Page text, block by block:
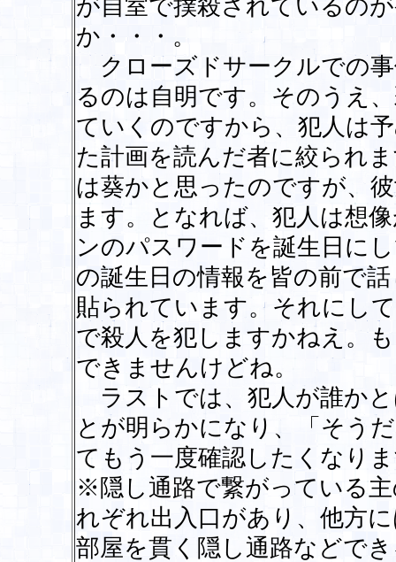
が自室で撲殺されているの
か・・・。
クローズドサークルでの
るのは自明です。そのうえ
ていくのですから、犯人は
た計画を読んだ者に絞られ
は葵かと思ったのですが、
ます。となれば、犯人は想
ンのパスワードを誕生日に
の誕生日の情報を皆の前で
貼られています。それにし
で殺人を犯しますかねえ。
できませんけどね。
ラストでは、犯人が誰か
とが明らかになり、「そう
てもう一度確認したくなり
※隠し通路で繋がっている
れぞれ出入口があり、他方
部屋を貫く隠し通路などで